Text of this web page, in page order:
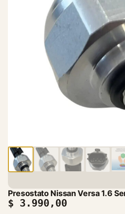
Presostato Nissan Versa 1.6
$ 3.990,00